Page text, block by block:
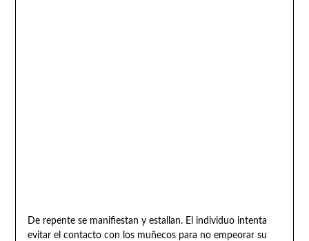
De repente se manifiestan y estallan. El individuo intenta
evitar el contacto con los muñecos para no empeorar su